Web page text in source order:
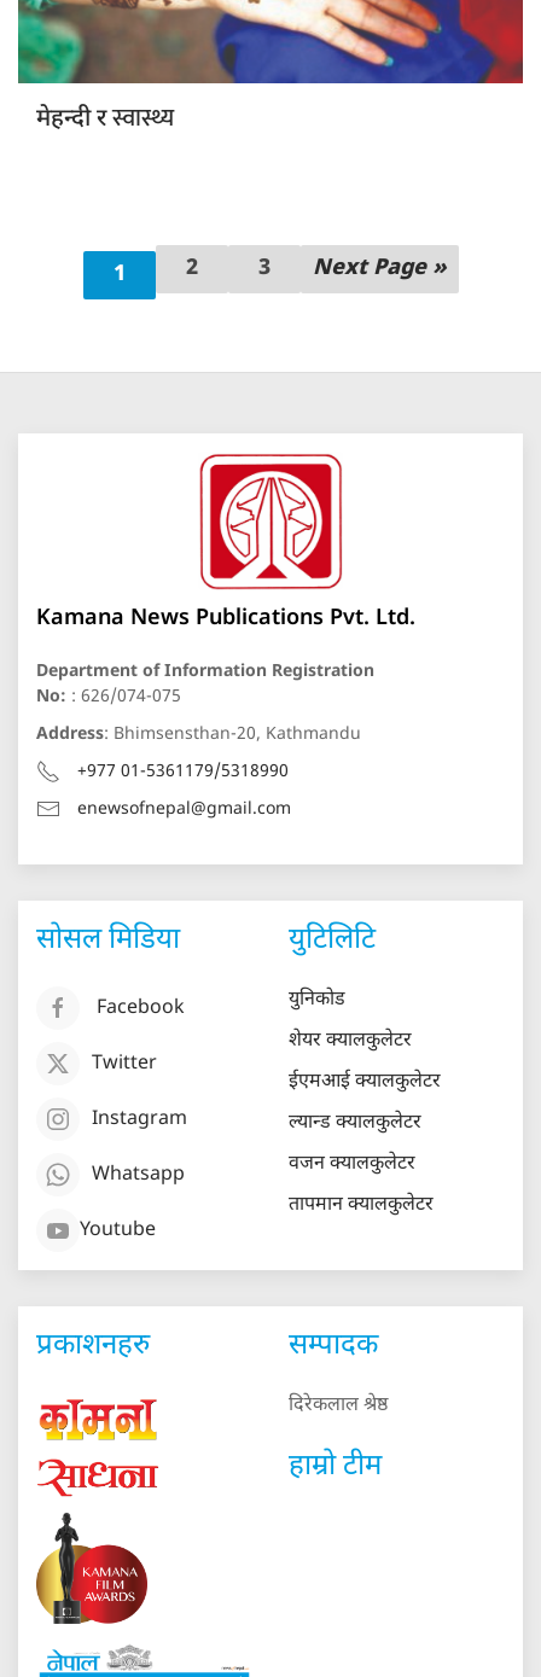
मेहन्दी रस्वास्थ्य
1 2 3 Next Page »
Kamana News Publications Pvt. Ltd.
Department of Information Registration
No: : 626/074-075
Address: Bhimsensthan-20, Kathmandu
+977 01-5361179/5318990
enewsofnepal@gmail.com
सोसल मिडिया
Facebook
Twitter
Instagram
Whatsapp
Youtube
युटिलिटि
युनिकोड
शेयर क्यालकुलेटर
ईएमआई क्यालकुलेटर
ल्यान्ड क्यालकुलेटर
वजन क्यालकुलेटर
तापमान क्यालकुलेटर
प्रकाशनहरु सम्पादक
दिरेकलाल श्रेष्ठ
हाम्रो टीम